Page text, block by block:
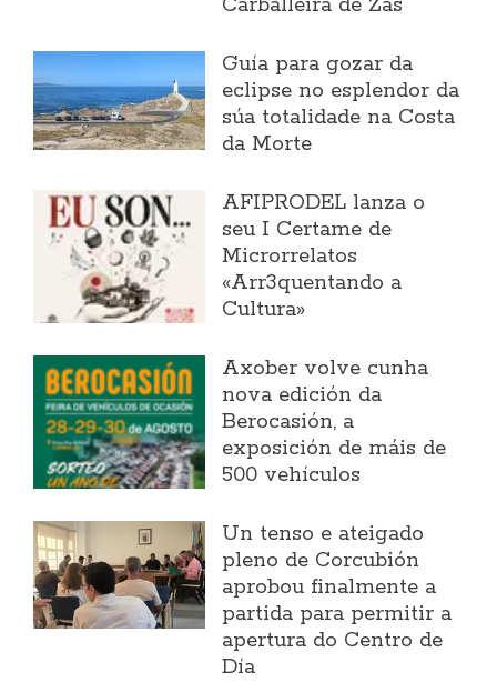
Carballeira de Zas
Guía para gozar da
eclipse no esplendor da
súa totalidade na Costa
da Morte
AFIPRODEL lanza o
seu I Certame de
Microrrelatos
«Arr3quentando a
Cultura»
Axober volve cunha
nova edición da
Berocasión, a
exposición de máis de
500 vehículos
Un tenso e ateigado
pleno de Corcubión
aprobou finalmente a
partida para permitir a
apertura do Centro de
Día